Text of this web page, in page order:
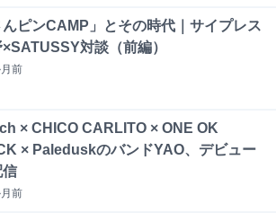
んピンCAMP」とその時代｜サイプレス
×SATUSSY対談（前編）
前
× CHICO CARLITO × ONE OK
× PaleduskのバンドYAO、デビュー
信
前